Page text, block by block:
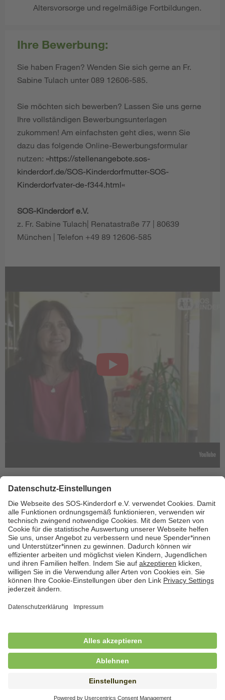
Altersvorsorge und regelmäßige Fortbildungen.
Ihre Bewerbung:
Sie haben Fragen? Wenden Sie sich gerne an Fr.
Sabine Tulach unter 089 12606-585.
Sie möchten sich bewerben? Lassen Sie uns gerne
Ihre vollständigen Bewerbungsunterlagen
zukommen! Am einfachsten geht dies, wenn Sie
dazu das folgende Online-Bewerbungsformular
nutzen:
https://stellenangebote.sos-
kinderdorf.de/SOS-Kinderdorfmutter-SOS-
Kinderdorfvater-de-f344.html
SOS-Kinderdorf e.V.
z. Fr. Sabine Tulach| Renatastraße 77 | 80639
München | Telefon +49 89 12606-585
Zurück zum Stellenmarkt
Kontakt